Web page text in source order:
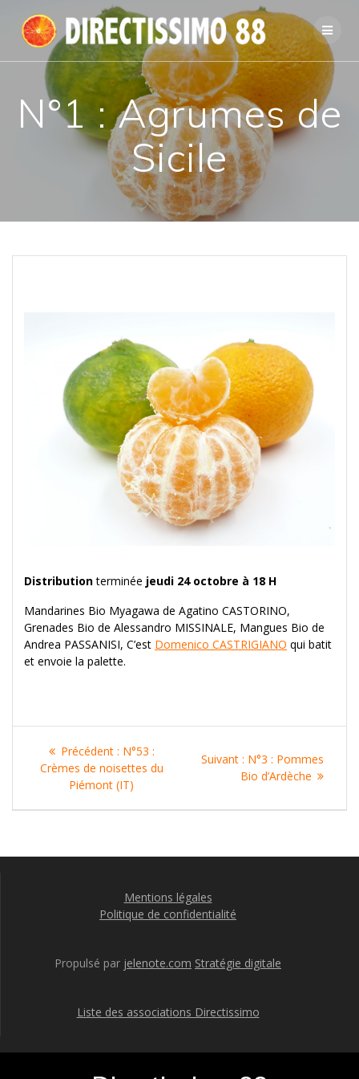
au
contenu
N°1 : Agrumes de
Sicile
Distributionterminée jeudi 24 octobre à 18 H
Mandarines Bio Myagawa de Agatino CASTORINO,
Grenades Bio de Alessandro MISSINALE, Mangues Bio de
Andrea PASSANISI, C’est Domenico CASTRIGIANO qui batit
et envoie la palette.
Navigation
l’article
Précédent : Article
précédent
:
N°53 :
Crèmes de noisettes du
Piémont (IT)
Suivant : Article
suivant
N°3 : Pommes
Bio d’Ardèche
Mentions légales
Politique de confidentialité
Propulsé par jelenote.com Stratégie digitale
Liste des associations Directissimo